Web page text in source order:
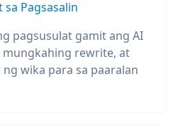
sa Pagsasalin
pagsusulat gamit ang AI
rewrite, at
wika para sa paaralan